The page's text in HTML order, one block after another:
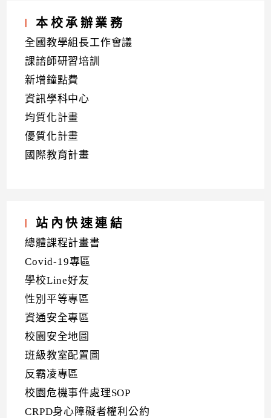
本校承辦業務
全國教學組長工作會議
課諮師研習培訓
新增鐘點費
資訊學科中心
均質化計畫
優質化計畫
國際教育計畫
站內快速連結
總體課程計畫書
Covid-19專區
學校Line好友
性別平等專區
資通安全專區
校園安全地圖
班級教室配置圖
反霸凌專區
校園危機事件處理SOP
CRPD身心障礙者權利公約